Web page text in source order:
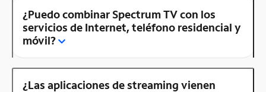
¿Puedo combinar Spectrum TV con los
servicios de Internet, teléfono residencial y
móvil?
¿Las aplicaciones de streaming vienen